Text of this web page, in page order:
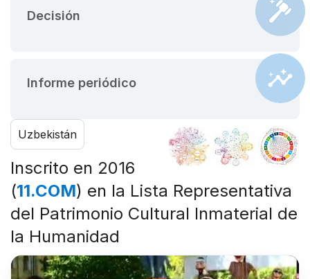
Decisión
Informe periódico
Uzbekistán
Inscrito en 2016
(11.COM) en la Lista Representativa
del Patrimonio Cultural Inmaterial de
la Humanidad